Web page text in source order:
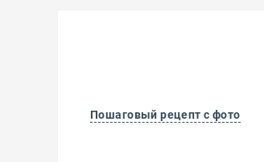
Пошаговый рецепт с фото